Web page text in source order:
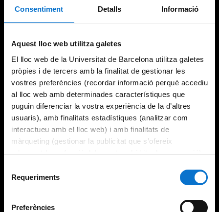
Consentiment Detalls Informació
Aquest lloc web utilitza galetes
El lloc web de la Universitat de Barcelona utilitza galetes
pròpies i de tercers amb la finalitat de gestionar les
vostres preferències (recordar informació perquè accediu
al lloc web amb determinades característiques que
puguin diferenciar la vostra experiència de la d’altres
usuaris), amb finalitats estadístiques (analitzar com
interactueu amb el lloc web) i amb finalitats de
màrqueting (gestionar la publicitat que s’ofereix
adequant-la en funció dels vostres hàbits de navegació).
consultar laPolítica de galetes del lloc web de la
Requeriments
Preferències